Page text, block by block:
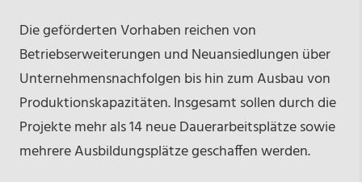
Die geförderten Vorhaben reichen von
Betriebserweiterungen und Neuansiedlungen über
Unternehmensnachfolgen bis hin zum Ausbau von
Produktionskapazitäten. Insgesamt sollen durch die
Projekte mehr als 14 neue Dauerarbeitsplätze sowie
mehrere Ausbildungsplätze geschaffen werden.